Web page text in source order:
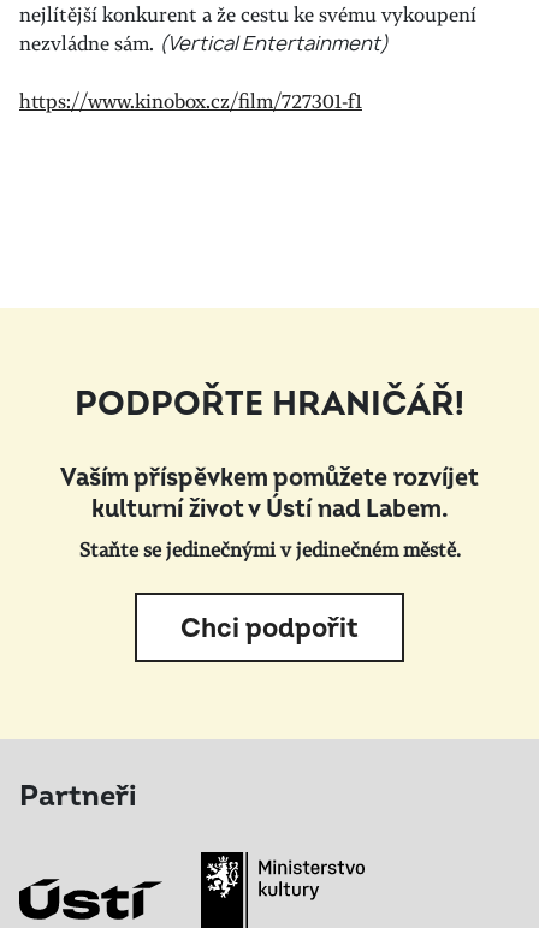
nejlítější konkurent a že cestu ke svému vykoupení
nezvládne sám. (Vertical Entertainment)
https://www.kinobox.cz/film/727301-f1
PODPOŘTE HRANIČÁŘ!
Vaším příspěvkem pomůžete rozvíjet
kulturní život v Ústí nad Labem.
Staňte se jedinečnými v jedinečném městě.
Chci podpořit
Partneři